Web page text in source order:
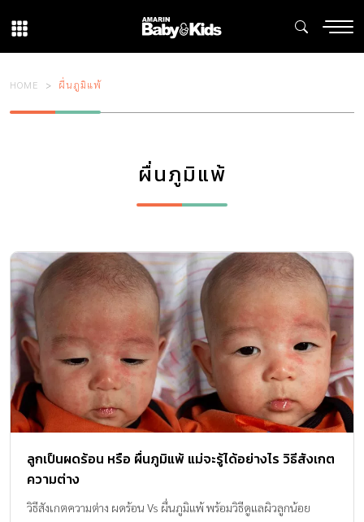
HOME ผื่นภูมิแพ้
ผื่นภูมิแพ้
ลูกเป็นผดร้อน หรือ ผื่นภูมิแพ้ แม่จะรู้ได้อย่างไร วิธีสังเกต
ความต่าง
วิธีสังเกตความต่าง ผดร้อน Vs ผื่นภูมิแพ้ พร้อมวิธีดูแลผิวลูกน้อย